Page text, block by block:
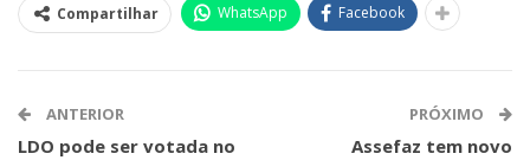
Compartilhar WhatsApp Facebook
ANTERIOR
LDO pode ser votada no
PRÓXIMO
Assefaz tem novo